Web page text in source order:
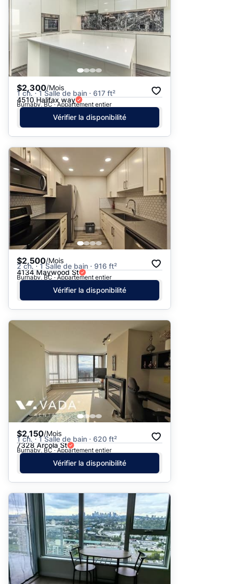
$2,300/Mois
1 ch. · 1 Salle de bain · 617 ft²
4510 Halifax way
Burnaby, BC · Appartement entier
Vérifier la disponibilité
$2,500/Mois
2 ch. · 1 Salle de bain · 916 ft²
4134 Maywood St
Burnaby, BC · Appartement entier
Vérifier la disponibilité
$2,150/Mois
1 ch. · 1 Salle de bain · 620 ft²
7328 Arcola St
Burnaby, BC · Appartement entier
Vérifier la disponibilité